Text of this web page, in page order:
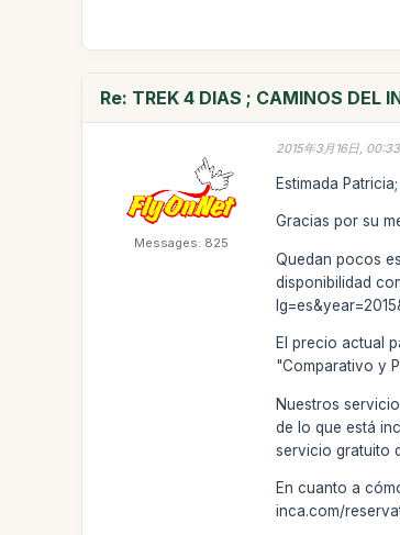
Re: TREK 4 DIAS ; CAMINOS DEL
Messages: 825
2015年3月16日, 00:33
Estimada Patricia;
Gracias por su
Quedan pocos
disponibilidad
El precio actual
"Comparativo y
Nuestros
de lo que está
servicio gratuito
En cuanto a
inca.com/